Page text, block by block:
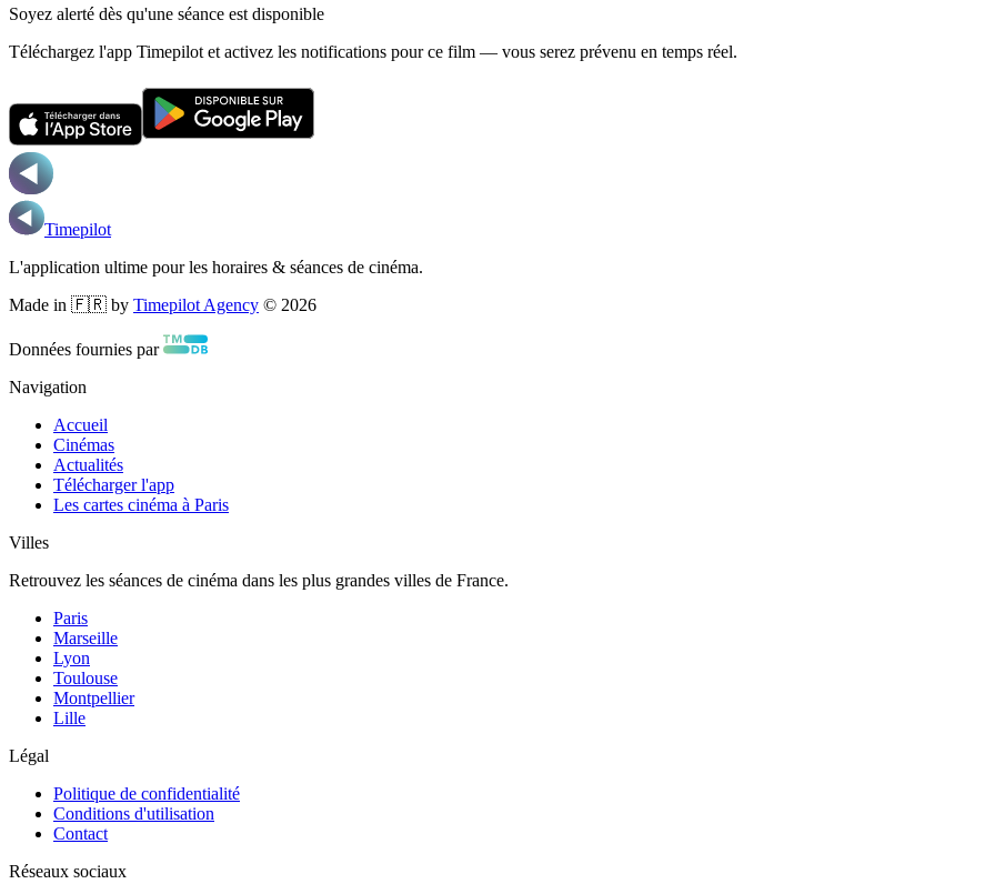
Soyez alerté dès qu'une séance est disponible
Téléchargez l'app Timepilot et activez les notifications pour ce film — vous serez prévenu en temps réel.
Timepilot
L'application ultime pour les horaires & séances de cinéma.
Made in 🇫🇷 by Timepilot Agency © 2026
Données fournies par
Navigation
Accueil
Cinémas
Actualités
Télécharger l'app
Les cartes cinéma à Paris
Villes
Retrouvez les séances de cinéma dans les plus grandes villes de France.
Paris
Marseille
Lyon
Toulouse
Montpellier
Lille
Légal
Politique de confidentialité
Conditions d'utilisation
Contact
Réseaux sociaux